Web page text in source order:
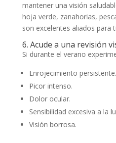
mantener una visión
hoja verde, zanahorias,
son excelentes aliados para
6. Acude a una revisión
Si durante el verano
Enrojecimiento persistente.
Picor intenso.
Dolor ocular.
Sensibilidad excesiva a la
Visión borrosa.